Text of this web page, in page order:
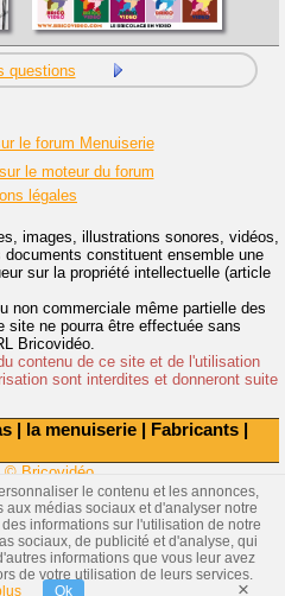
| la menuiserie | Fabricants |
questions
le forum Menuiserie
le moteur du forum
légales
images, illustrations sonores, vidéos,
constituent ensemble une
sur la propriété intellectuelle (article
non commerciale même partielle des
site ne pourra être effectuée sans
Bricovidéo.
contenu de ce site et de l'utilisation
sont interdites et donneront suite
© Bricovidéo
le contenu et les annonces,
médias sociaux et d'analyser notre
informations sur l'utilisation de notre
sociaux, de publicité et d'analyse, qui
informations que vous leur avez
de votre utilisation de leurs services.
Ok ×